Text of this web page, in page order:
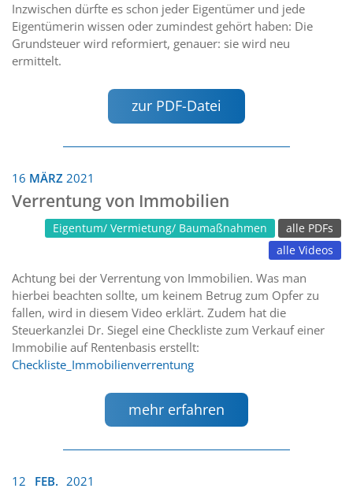
Inzwischen dürfte es schon jeder Eigentümer und jede
Eigentümerin wissen oder zumindest gehört haben: Die
Grundsteuer wird reformiert, genauer: sie wird neu
ermittelt.
zur PDF-Datei
16 MÄRZ 2021
Verrentung von Immobilien
Eigentum/ Vermietung/ Baumaßnahmen
alle PDFs
alle Videos
Achtung bei der Verrentung von Immobilien. Was man
hierbei beachten sollte, um keinem Betrug zum Opfer zu
fallen, wird in diesem Video erklärt. Zudem hat die
Steuerkanzlei Dr. Siegel eine Checkliste zum Verkauf einer
Immobilie auf Rentenbasis erstellt:
Checkliste_Immobilienverrentung
mehr erfahren
12 FEB. 2021